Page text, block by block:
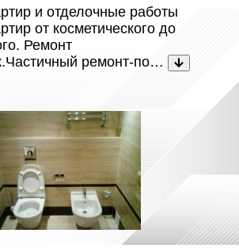
и отделочные работы
от косметического до
Ремонт
ремонт-по…